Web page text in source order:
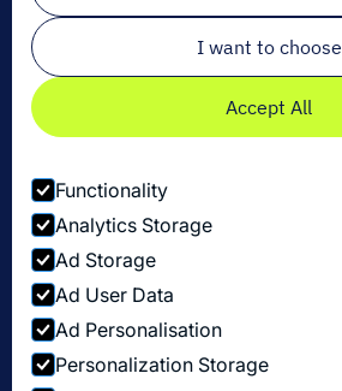
Datenschutzbestimmungen
I want to choose
Accept All
Functionality
Analytics Storage
Ad Storage
Ad User Data
Ad Personalisation
Personalization Storage